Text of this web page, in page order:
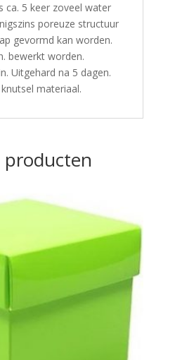
ca. 5 keer zoveel water
poreuze structuur
gevormd kan worden.
bewerkt worden.
Uitgehard na 5 dagen.
materiaal.
producten